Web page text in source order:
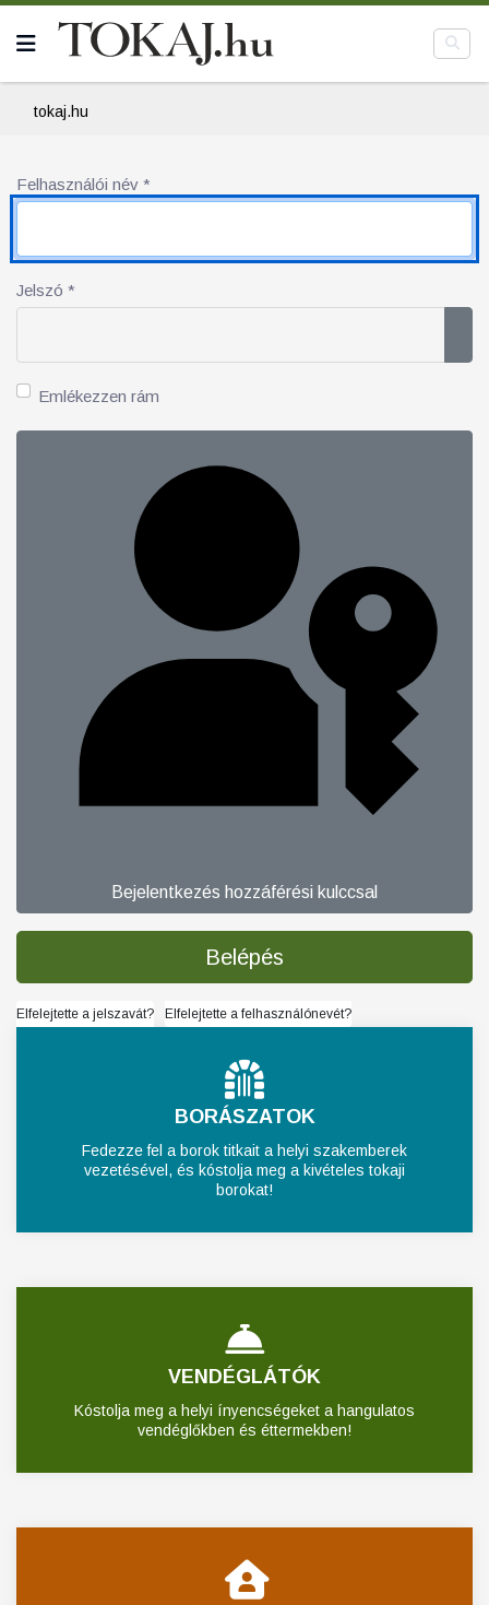
tokaj.hu
Felhasználói név *
Jelszó *
Emlékezzen rám
Bejelentkezés hozzáférési kulccsal
Belépés
Elfelejtette a jelszavát? Elfelejtette a felhasználónevét?
BORÁSZATOK
Fedezze fel a borok titkait a helyi szakemberek
vezetésével, és kóstolja meg a kivételes tokaji
borokat!
VENDÉGLÁTÓK
Kóstolja meg a helyi ínyencségeket a hangulatos
vendéglőkben és éttermekben!